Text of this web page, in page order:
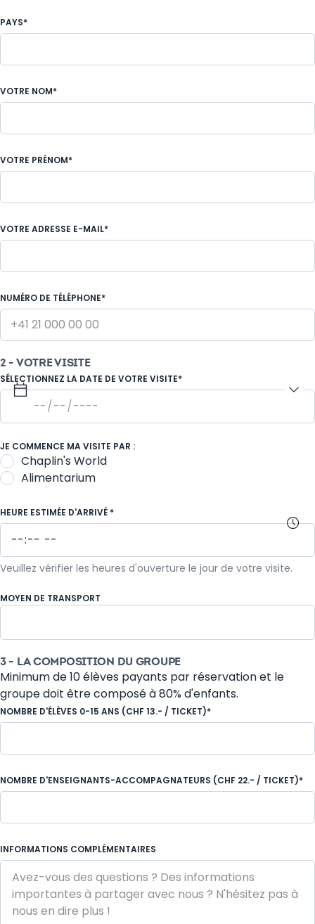
PAYS*
VOTRE NOM*
VOTRE PRÉNOM*
VOTRE ADRESSE E-MAIL*
NUMÉRO DE TÉLÉPHONE*
2 - VOTRE VISITE
SÉLECTIONNEZ LA DATE DE VOTRE VISITE*
JE COMMENCE MA VISITE PAR :
Chaplin's World
Alimentarium
HEURE ESTIMÉE D'ARRIVÉ *
Veuillez vérifier les heures d'ouverture le jour de votre visite.
MOYEN DE TRANSPORT
Autocar
3 - LA COMPOSITION DU GROUPE
Minimum de 10 élèves payants par réservation et le
groupe doit être composé à 80% d'enfants.
NOMBRE D'ÉLÈVES 0-15 ANS (CHF 13.- / TICKET)*
NOMBRE D'ENSEIGNANTS-ACCOMPAGNATEURS (CHF 22.- / TICKET)*
INFORMATIONS COMPLÉMENTAIRES